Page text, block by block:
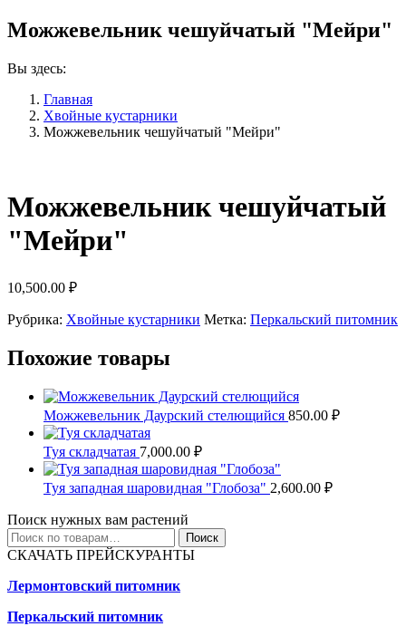
Можжевельник чешуйчатый "Мейри"
Вы здесь:
Главная
Хвойные кустарники
Можжевельник чешуйчатый "Мейри"
Можжевельник чешуйчатый
"Мейри"
10,500.00 ₽
Рубрика: Хвойные кустарники Метка: Перкальский питомник
Похожие товары
Можжевельник Даурский стелющийся 850.00 ₽
Туя складчатая 7,000.00 ₽
Туя западная шаровидная "Глобоза" 2,600.00 ₽
Поиск нужных вам растений
Искать:
Поиск
СКАЧАТЬ ПРЕЙСКУРАНТЫ
Лермонтовский питомник
Перкальский питомник